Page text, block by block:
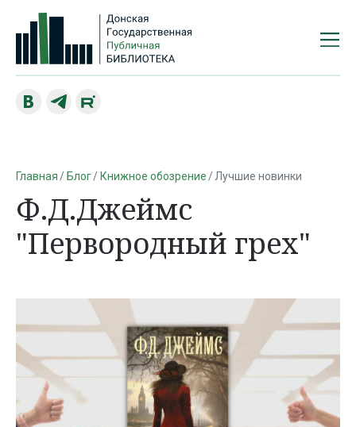
Главная Блог Книжное обозрение Лучшие новинки
Ф.Д.Джеймс
"Первородный грех"